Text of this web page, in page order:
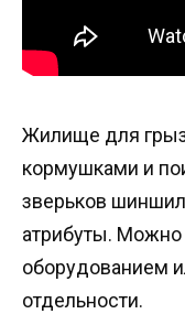
Жилище для
кормушками и
зверьков
атрибуты. Можно
оборудованием
отдельности.